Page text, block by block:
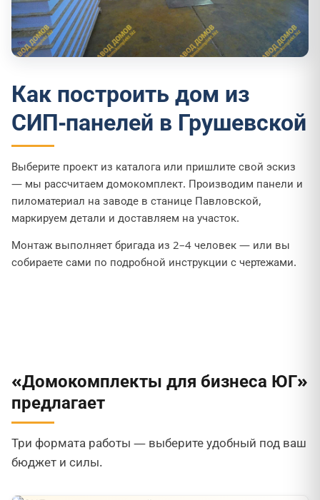
Как построить дом из
СИП-панелей в Грушевской
Выберите проект из каталога или пришлите свой эскиз
— мы рассчитаем домокомплект. Производим панели и
пиломатериал на заводе в станице Павловской,
маркируем детали и доставляем на участок.
Монтаж выполняет бригада из 2–4 человек — или вы
собираете сами по подробной инструкции с чертежами.
«Домокомплекты для бизнеса ЮГ»
предлагает
Три формата работы — выберите удобный под ваш
бюджет и силы.